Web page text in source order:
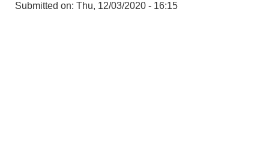
Submitted on: Thu, 12/03/2020 - 16:15